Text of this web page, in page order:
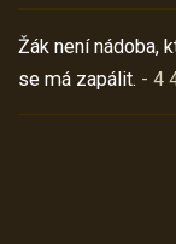
Žák není nádoba,
se má zapálit. - 4